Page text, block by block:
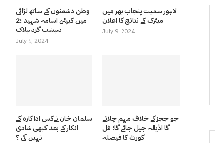
وطن دشمنوں کے ساتھ لڑائی
میں کیپٹن اسامہ شہید ؛2
دہشت گرد ہلاک
July 9, 2024
لاہور سمیت پنجاب بھر میں
میٹرک کے نتائج کا اعلان
July 9, 2024
سلمان خان نےکس اداکارہ کے
انکار کے بعد کبھی شادی
نہیں کی ؟
جو ججز کے خلاف مہم چلائے
گا اڈیالہ جیل جائے گا؛ فل
کورٹ کا فیصلہ